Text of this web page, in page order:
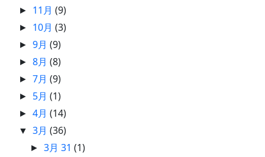
► 11月(9)
► 10月(3)
►9月(9)
►8月(8)
►7月(9)
► 5月(1)
►4月(14)
▼3月(36)
►3月 31(1)